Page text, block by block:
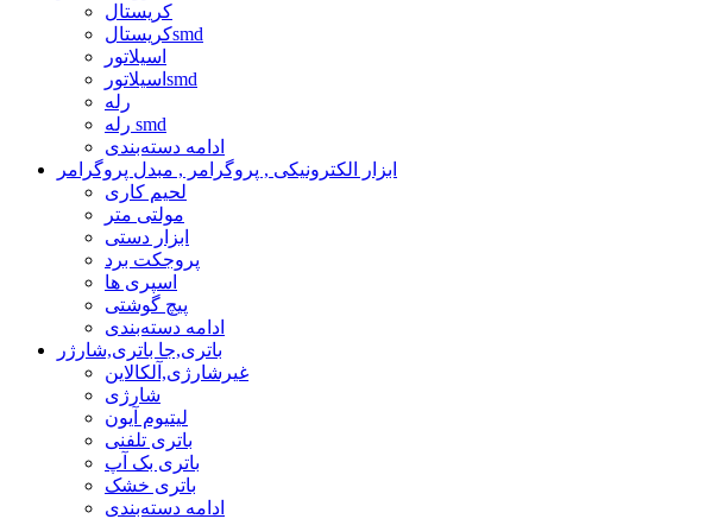
کریستال
کریستالsmd
اسیلاتور
اسیلاتورsmd
رله
رله smd
ادامه دسته‌بندی
ابزار الکترونیکی , پروگرامر , مبدل پروگرامر
لحیم کاری
مولتی متر
ابزار دستی
پروجکت برد
اسپری ها
پیچ گوشتی
ادامه دسته‌بندی
باتری,جا باتری,شارژر
غیرشارژی,آلکالاین
شارژی
لیتیوم آیون
باتری تلفنی
باتری بک آپ
باتری خشک
ادامه دسته‌بندی